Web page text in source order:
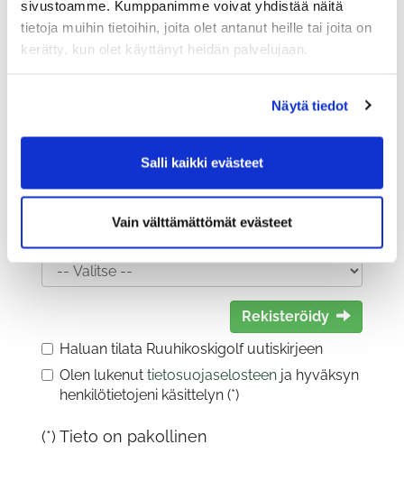
sivustoamme. Kumppanimme voivat yhdistää näitä
tietoja muihin tietoihin, joita olet antanut heille tai joita on
kerätty, kun olet käyttänyt heidän palvelujaan.
Näytä tiedot
Salli kaikki evästeet
Vain välttämättömät evästeet
Lisätiedot
Sukupuoli:
Rekisteröidy
Haluan tilata Ruuhikoskigolf uutiskirjeen
Olen lukenut tietosuojaselosteen ja hyväksyn
henkilötietojeni käsittelyn (*)
(*) Tieto on pakollinen